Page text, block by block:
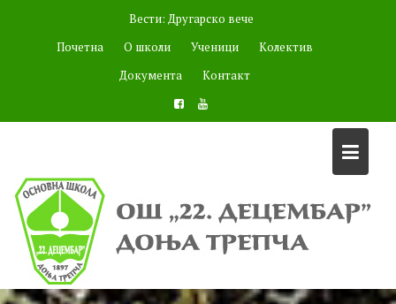
Вести: Другарско вече
Почетна
О школи Ученици
Колектив
Документа
Контакт